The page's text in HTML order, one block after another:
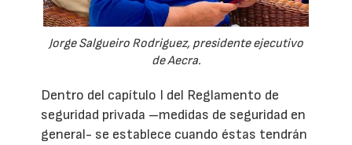
Jorge Salgueiro Rodriguez, presidente ejecutivo
de Aecra.
Dentro del capítulo I del Reglamento de
seguridad privada –medidas de seguridad en
general- se establece cuando éstas tendrán